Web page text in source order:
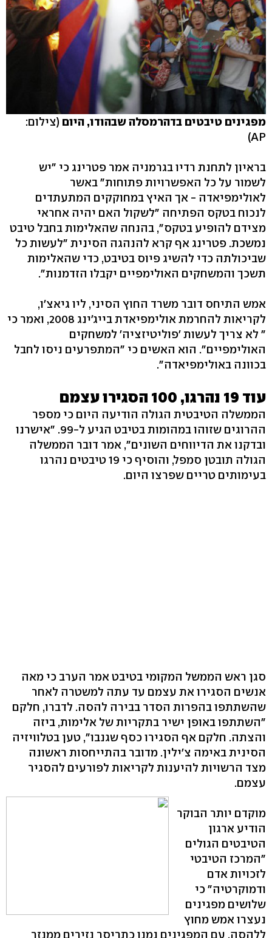
מפגינים טיבטים בדהרמסלה שבהודו, היום (צילום:
AP)
בראיון לתחנת רדיו בגרמניה אמר פטרינג כי "יש
לשמור על כל האפשרויות פתוחות" באשר
לאולימפיאדה - אך האיץ במחוקקים המתעתדים
לנכוח בטקס הפתיחה "לשקול האם יהיה אחראי
מצידם להופיע בטקס", בהנחה שהאלימות בחבל טיבט
נמשכת. פטרינג אף קרא להנהגה הסינית "לעשות כל
שביכולתה כדי להשיג פיוס בטיבט, כדי שהאלימות
תשכך והמשחקים האולימפיים יקבלו הזדמנות".
אמש התיחס דובר משרד החוץ הסיני, ליו גיאצ'ו,
לקריאות להחרמת אולימפיאדת בייג'ינג 2008, ואמר כי
" לא צריך לעשות 'פוליטיזציה' למשחקים
האולימפיים". הוא האשים כי "המתפרעים ניסו לחבל
בכוונה באולימפיאדה".
עוד 19 נהרגו, 100 הסגירו עצמם
הממשלה הטיבטית הגולה הודיעה היום כי מספר
ההרוגים שזוהו במהומות בטיבט הגיע ל-99. "אישרנו
ובדקנו את הדיווחים השונים", אמר דובר הממשלה
הגולה תובטן סמפל, והוסיף כי 19 טיבטים נהרגו
בעימותים טריים שפרצו היום.
סגן ראש הממשל המקומי בטיבט אמר הערב כי מאה
אנשים הסגירו את עצמם עד עתה למשטרה לאחר
שהשתתפו בהפרות הסדר בבירה להסה. לדברו, חלקם
"השתתפו באופן ישיר בתקריות של אלימות, ביזה
והצתה. חלקם אף הסגירו כסף שגנבו", טען בטלוויזיה
הסינית באימה צ'ילין. מדובר בהתייחסות ראשונה
מצד הרשויות להיענות לקריאות לפורעים להסגיר
עצמם.
מוקדם יותר הבוקר
הודיע ארגון
הטיבטים הגולים
"המרכז הטיבטי
לזכויות אדם
ודמוקרטיה" כי
שלושים מפגינים
נעצרו אמש מחוץ
ללהסה. עם המפגינים נמנו כתריסר נזירים ממנזר